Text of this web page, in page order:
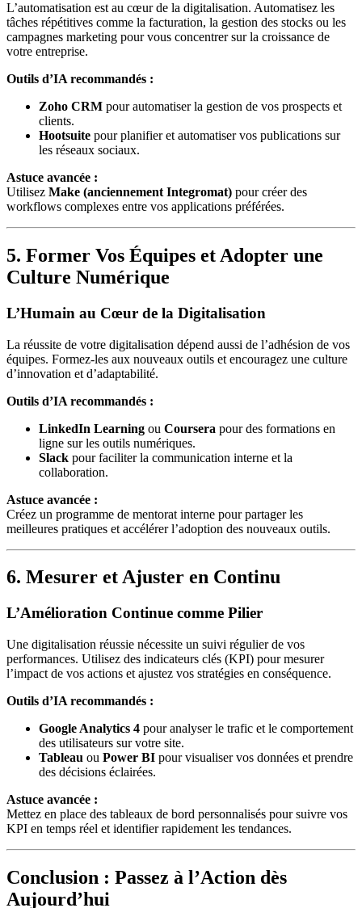
L’automatisation est au cœur de la digitalisation. Automatisez les
tâches répétitives comme la facturation, la gestion des stocks ou les
campagnes marketing pour vous concentrer sur la croissance de
votre entreprise.
Outils d’IA recommandés :
Zoho CRM pour automatiser la gestion de vos prospects et
clients.
Hootsuite pour planifier et automatiser vos publications sur
les réseaux sociaux.
Astuce avancée :
Utilisez Make (anciennement Integromat) pour créer des
workflows complexes entre vos applications préférées.
5. Former Vos Équipes et Adopter une
Culture Numérique
L’Humain au Cœur de la Digitalisation
La réussite de votre digitalisation dépend aussi de l’adhésion de vos
équipes. Formez-les aux nouveaux outils et encouragez une culture
d’innovation et d’adaptabilité.
Outils d’IA recommandés :
LinkedIn Learning ou Coursera pour des formations en
ligne sur les outils numériques.
Slack pour faciliter la communication interne et la
collaboration.
Astuce avancée :
Créez un programme de mentorat interne pour partager les
meilleures pratiques et accélérer l’adoption des nouveaux outils.
6. Mesurer et Ajuster en Continu
L’Amélioration Continue comme Pilier
Une digitalisation réussie nécessite un suivi régulier de vos
performances. Utilisez des indicateurs clés (KPI) pour mesurer
l’impact de vos actions et ajustez vos stratégies en conséquence.
Outils d’IA recommandés :
Google Analytics 4 pour analyser le trafic et le comportement
des utilisateurs sur votre site.
Tableau ou Power BI pour visualiser vos données et prendre
des décisions éclairées.
Astuce avancée :
Mettez en place des tableaux de bord personnalisés pour suivre vos
KPI en temps réel et identifier rapidement les tendances.
Conclusion : Passez à l’Action dès
Aujourd’hui